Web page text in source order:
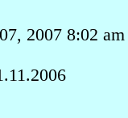
2007 8:02 am